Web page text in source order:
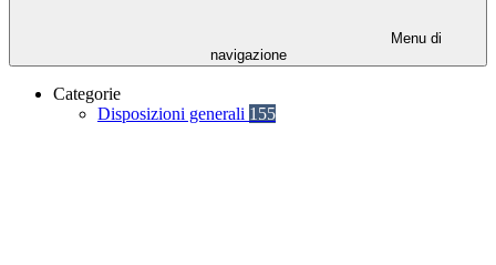
Menu di
navigazione
Categorie
Disposizioni generali 155